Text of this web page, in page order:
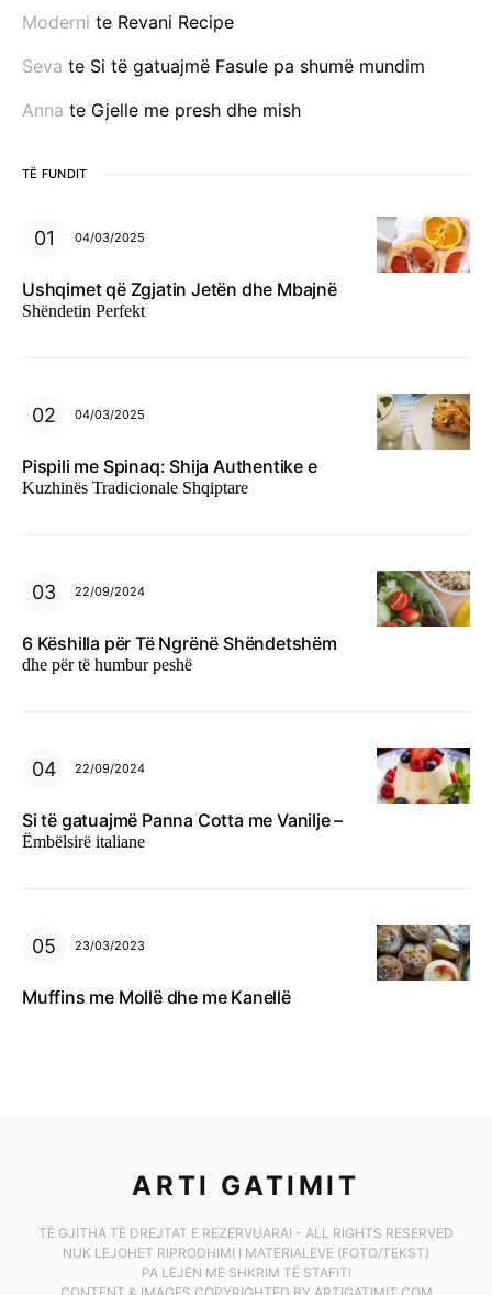
Moderni te Revani Recipe
Seva te Si të gatuajmë Fasule pa shumë mundim
Anna te Gjelle me presh dhe mish
TË FUNDIT
04/03/2025
Ushqimet që Zgjatin Jetën dhe Mbajnë
Shëndetin Perfekt
04/03/2025
Pispili me Spinaq: Shija Authentike e
Kuzhinës Tradicionale Shqiptare
22/09/2024
6 Këshilla për Të Ngrënë Shëndetshëm
dhe për të humbur peshë
22/09/2024
Si të gatuajmë Panna Cotta me Vanilje –
Ëmbëlsirë italiane
23/03/2023
Muffins me Mollë dhe me Kanellë
ARTI GATIMIT
TË GJITHA TË DREJTAT E REZERVUARA! - ALL RIGHTS RESERVED
NUK LEJOHET RIPRODHIMI I MATERIALEVE (FOTO/TEKST)
PA LEJEN ME SHKRIM TË STAFIT!